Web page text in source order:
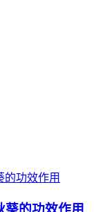
葵的功效作用